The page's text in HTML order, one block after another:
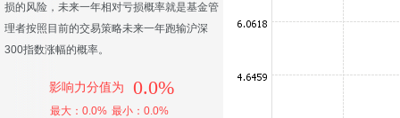
损的风险，未来一年相对亏损概率就是基金管
理者按照目前的交易策略未来一年跑输沪深
300指数涨幅的概率。
影响力分值为 0.0%
最大：0.0% 最小：0.0%